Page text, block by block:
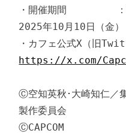
・開催期間 　　　　
2025年10月10日（金）
・カフェ公式X（旧
https://x.com/
Ⓒ空知英秋･大崎知仁／
製作委員会
ⒸCAPCOM